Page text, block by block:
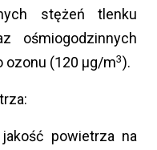
stężeń tlenku
ośmiogodzinnych
ozonu (120 µg/m3).
powietrza na